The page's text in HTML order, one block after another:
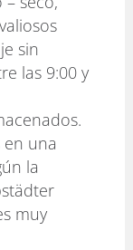
sin
las 9:00 y
una
la
muy